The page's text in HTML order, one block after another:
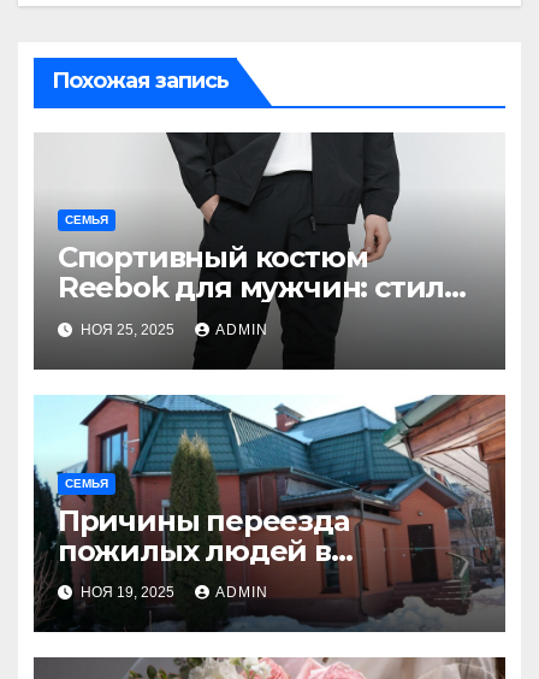
Похожая запись
СЕМЬЯ
Спортивный костюм
Reebok для мужчин: стиль,
комфорт и
функциональность
НОЯ 25, 2025 ADMIN
СЕМЬЯ
Причины переезда
пожилых людей в
пансионаты
НОЯ 19, 2025 ADMIN